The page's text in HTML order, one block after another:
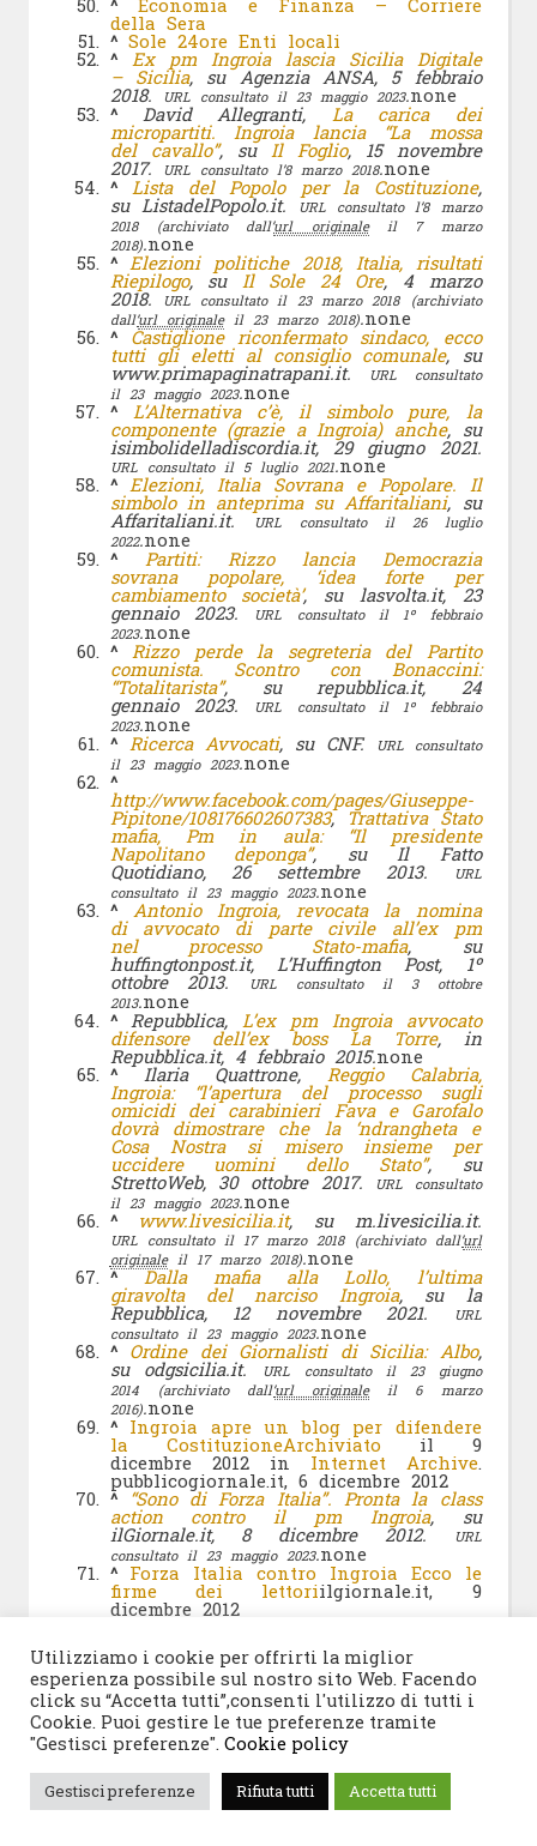
^ Economia e Finanza – Corriere
della Sera
^ Sole 24ore Enti locali
^ Ex pm Ingroia lascia Sicilia Digitale
– Sicilia, su Agenzia ANSA, 5 febbraio
2018. URL consultato il 23 maggio 2023.none
^
David Allegranti, La carica dei
micropartiti. Ingroia lancia “La mossa
del cavallo”, su Il Foglio, 15 novembre
2017. URL consultato l’8 marzo 2018.none
^
Lista del Popolo per la Costituzione,
su ListadelPopolo.it.
URL consultato l’8 marzo
2018
(archiviato dall’url originaleil 7 marzo
2018).none
^ Elezioni politiche 2018, Italia, risultati
Riepilogo, su Il Sole 24 Ore, 4 marzo
2018. URL consultato il 23 marzo 2018
(archiviato
dall’url originaleil 23 marzo 2018).none
^
Castiglione riconfermato sindaco, ecco
tutti gli eletti al consiglio comunale, su
www.primapaginatrapani.it.
URL consultato
il 23 maggio 2023.none
^
L’Alternativa c’è, il simbolo pure, la
componente (grazie a Ingroia) anche, su
isimbolidelladiscordia.it, 29 giugno 2021.
URL consultato il 5 luglio 2021.none
^ Elezioni, Italia Sovrana e Popolare. Il
simbolo in anteprima su Affaritaliani, su
Affaritaliani.it.URL consultato il 26 luglio
2022.none
^
Partiti: Rizzo lancia Democrazia
sovrana popolare, ‘idea forte per
cambiamento società’, su lasvolta.it, 23
gennaio 2023.
URL consultato il 1º febbraio
2023.none
^
Rizzo perde la segreteria del Partito
comunista. Scontro con Bonaccini:
“Totalitarista”, su repubblica.it, 24
gennaio 2023.
URL consultato il 1º febbraio
2023.none
^ Ricerca Avvocati, su CNF.
URL consultato
il 23 maggio 2023.none
^
http://www.facebook.com/pages/Giuseppe-
Pipitone/108176602607383, Trattativa Stato
mafia, Pm in aula: “Il presidente
Napolitano deponga”, su Il Fatto
Quotidiano, 26 settembre 2013.
URL
consultato il 23 maggio 2023.none
^
Antonio Ingroia, revocata la nomina
di avvocato di parte civile all’ex pm
nel processo Stato-mafia, su
huffingtonpost.it, L’Huffington Post, 1º
ottobre 2013.
URL consultato il 3 ottobre
2013.none
^ Repubblica,L’ex pm Ingroia avvocato
difensore dell’ex boss La Torre, in
Repubblica.it, 4 febbraio 2015.none
^ Ilaria Quattrone, Reggio Calabria,
Ingroia: “l’apertura del processo sugli
omicidi dei carabinieri Fava e Garofalo
dovrà dimostrare che la ‘ndrangheta e
Cosa Nostra si misero insieme per
uccidere uomini dello Stato”, su
StrettoWeb, 30 ottobre 2017.
URL consultato
il 23 maggio 2023.none
^
www.livesicilia.it, su m.livesicilia.it.
URL consultato il 17 marzo 2018 (archiviato dall’url
originaleil 17 marzo 2018).none
^
Dalla mafia alla Lollo, l’ultima
giravolta del narciso Ingroia, su la
Repubblica, 12 novembre 2021.
URL
consultato il 23 maggio 2023.none
^ Ordine dei Giornalisti di Sicilia: Albo,
su odgsicilia.it.
URL consultato il 23 giugno
2014
(archiviato dall’url originaleil 6 marzo
2016).none
^ Ingroia apre un blog per difendere
la CostituzioneArchiviato il 9
dicembre 2012 in Internet Archive.
pubblicogiornale.it, 6 dicembre 2012
^ “Sono di Forza Italia”. Pronta la class
action contro il pm Ingroia, su
ilGiornale.it, 8 dicembre 2012.
URL
consultato il 23 maggio 2023.none
^ Forza Italia contro Ingroia Ecco le
firme dei lettoriilgiornale.it, 9
dicembre 2012
partigiano» E si apre un caso. Il Pdl:
uno scandalo – Corriere della Sera
www.corriere.it.URL consultato il 23 maggio
2023.none
^
Csm: “Inopportuno” Ingroia al
congresso comunista, il Pd Calvi vota
con il Pdl , su Il Fatto Quotidiano, 23
gennaio 2012.URL consultato il 23 maggio
2023.none
^ Il Caso Ingroia e valutazioni del Csm-
Utilizziamo i cookie per offrirti la miglior
esperienza possibile sul nostro sito Web. Facendo
click su “Accetta tutti”,consenti l'utilizzo di tutti i
Cookie. Puoi gestire le tue preferenze tramite
"Gestisci preferenze". Cookie policy
Gestisci preferenze Rifiuta tutti Accetta tutti